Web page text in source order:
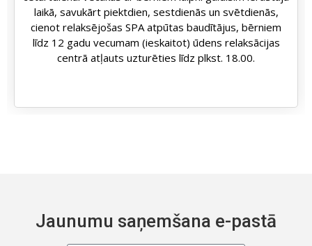
laikā, savukārt piektdien, sestdienās un svētdienās,
cienot relaksējošas SPA atpūtas baudītājus, bērniem
līdz 12 gadu vecumam (ieskaitot) ūdens relaksācijas
centrā atļauts uzturēties līdz plkst. 18.00.
Jaunumu saņemšana e-pastā